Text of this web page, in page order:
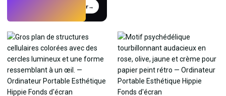
Essayer→